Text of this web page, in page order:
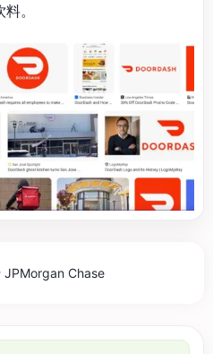
。
JPMorgan Chase